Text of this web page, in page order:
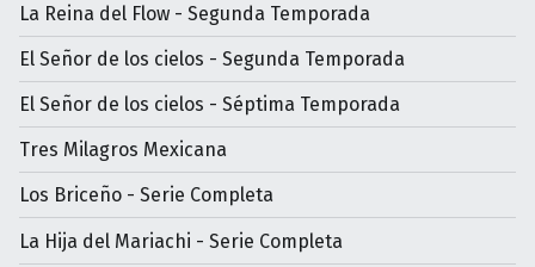
La Reina del Flow - Segunda Temporada
El Señor de los cielos - Segunda Temporada
El Señor de los cielos - Séptima Temporada
Tres Milagros Mexicana
Los Briceño - Serie Completa
La Hija del Mariachi - Serie Completa